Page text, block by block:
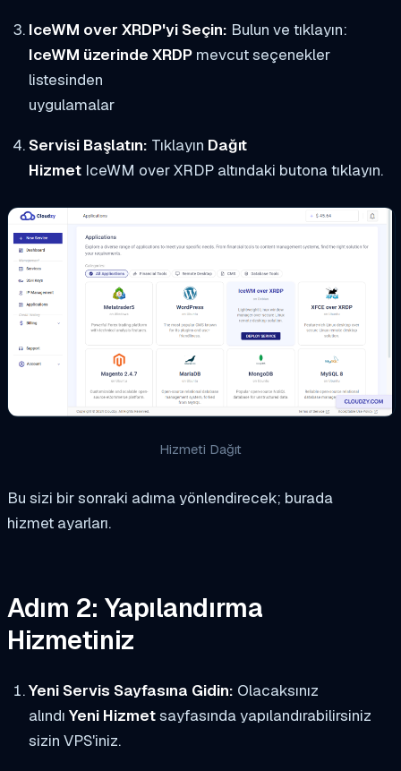
IceWM over XRDP'yi Seçin: Bulun ve tıklayın:
IceWM üzerinde XRDPmevcut seçenekler
listesinden
uygulamalar
Servisi Başlatın: Tıklayın Dağıt
HizmetIceWM over XRDP altındaki butona tıklayın.
Hizmeti Dağıt
Bu sizi bir sonraki adıma yönlendirecek; burada
hizmet ayarları.
Adım 2: Yapılandırma
Hizmetiniz
Yeni Servis Sayfasına Gidin: Olacaksınız
alındı Yeni Hizmetsayfasında yapılandırabilirsiniz
sizin VPS'iniz.